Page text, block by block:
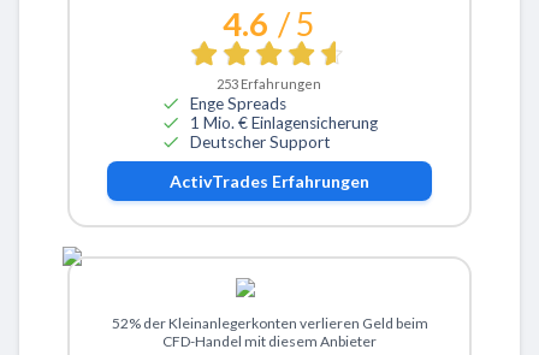
4.6 / 5
253 Erfahrungen
Enge Spreads
1 Mio. € Einlagensicherung
Deutscher Support
ActivTrades Erfahrungen
Zu eToro
52% der Kleinanlegerkonten verlieren Geld beim
CFD-Handel mit diesem Anbieter